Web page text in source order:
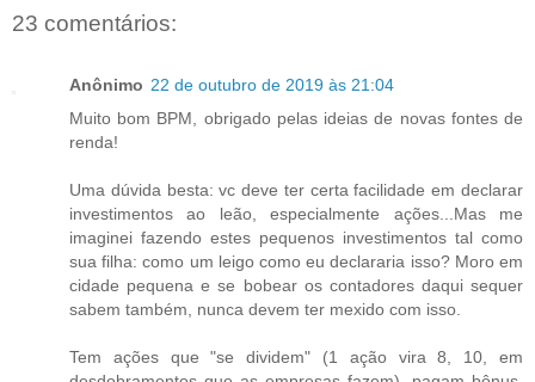
23 comentários:
Anônimo 22 de outubro de 2019 às 21:04
Muito bom BPM, obrigado pelas ideias de novas fontes de
renda!
Uma dúvida besta: vc deve ter certa facilidade em declarar
investimentos ao leão, especialmente ações...Mas me
imaginei fazendo estes pequenos investimentos tal como
sua filha: como um leigo como eu declararia isso? Moro em
cidade pequena e se bobear os contadores daqui sequer
sabem também, nunca devem ter mexido com isso.
Tem ações que "se dividem" (1 ação vira 8, 10, em